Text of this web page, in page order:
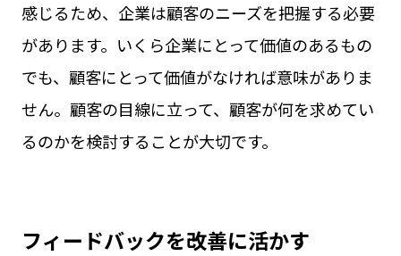
感じるため、企業は顧客のニーズを把握する必要
があります。いくら企業にとって価値のあるもの
でも、顧客にとって価値がなければ意味がありま
せん。顧客の目線に立って、顧客が何を求めてい
るのかを検討することが大切です。
フィードバックを改善に活かす